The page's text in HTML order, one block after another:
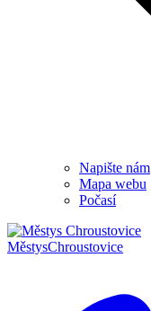
Napište nám
Mapa webu
Počasí
MěstysChroustovice